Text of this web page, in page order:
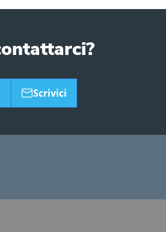
Scrivici